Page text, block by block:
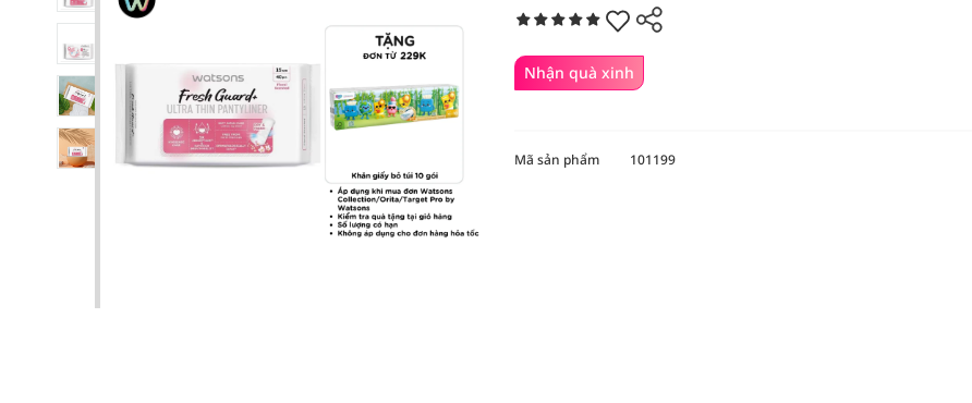
Nhận quà xinh
Mã sản phẩm 101199